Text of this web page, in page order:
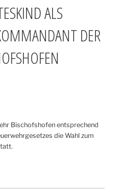
ALS
DER
Bischofshofen entsprechend
die Wahl zum